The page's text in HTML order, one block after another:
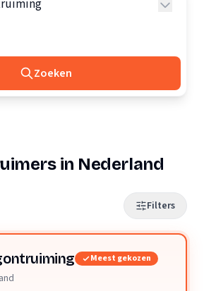
Zoeken
in Nederland
Filters
Meest gekozen